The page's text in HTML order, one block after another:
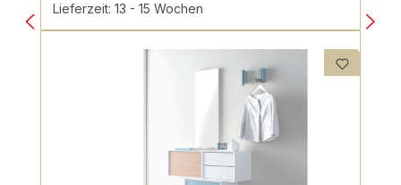
Lieferzeit: 13 - 15 Wochen